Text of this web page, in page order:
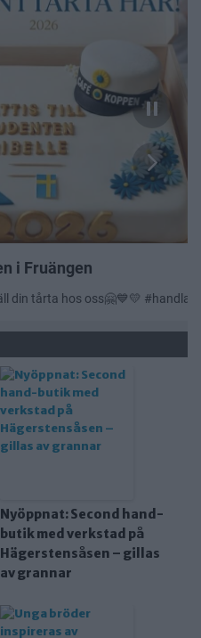
Nyöppnat: Second hand-
butik med verkstad på
Hägerstensåsen – gillas
av grannar